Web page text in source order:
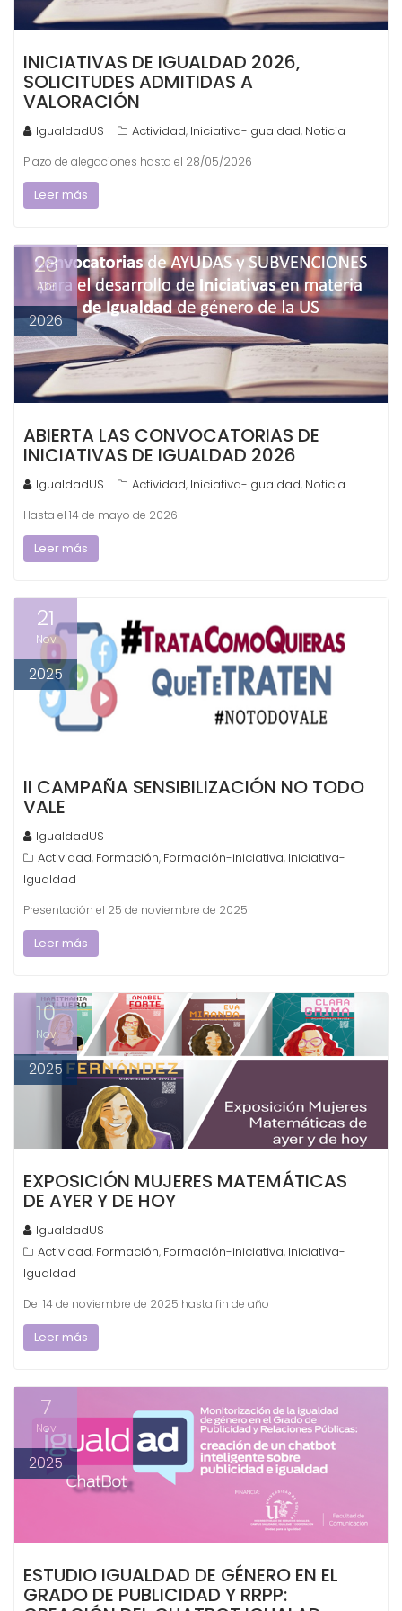
INICIATIVAS DE IGUALDAD 2026,
SOLICITUDES ADMITIDAS A
VALORACIÓN
IgualdadUS Actividad, Iniciativa-Igualdad, Noticia
Plazo de alegaciones hasta el 28/05/2026
Leer más
28
Abr
2026
ABIERTA LAS CONVOCATORIAS DE
INICIATIVAS DE IGUALDAD 2026
IgualdadUS Actividad, Iniciativa-Igualdad, Noticia
Hasta el 14 de mayo de 2026
Leer más
21
Nov
2025
II CAMPAÑA SENSIBILIZACIÓN NO TODO
VALE
IgualdadUS
Actividad, Formación, Formación-iniciativa, Iniciativa-
Igualdad
Presentación el 25 de noviembre de 2025
Leer más
10
Nov
2025
EXPOSICIÓN MUJERES MATEMÁTICAS
DE AYER Y DE HOY
IgualdadUS
Actividad, Formación, Formación-iniciativa, Iniciativa-
Igualdad
Del 14 de noviembre de 2025 hasta fin de año
Leer más
7
Nov
2025
ESTUDIO IGUALDAD DE GÉNERO EN EL
GRADO DE PUBLICIDAD Y RRPP: